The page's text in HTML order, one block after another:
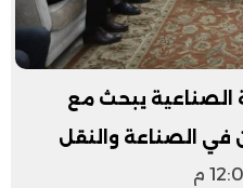
الصناعية يبحث مع
في الصناعة والنقل